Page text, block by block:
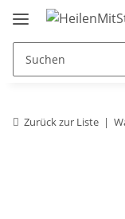
Zurück zur Liste